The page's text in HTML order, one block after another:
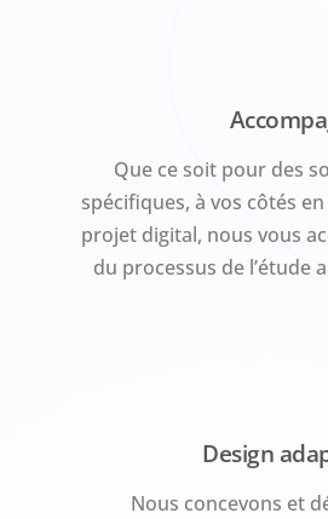
Que ce soit pour des
spécifiques, à vos côtés
projet digital, nous vous
du processus de l’étude
Design
Nous concevons et